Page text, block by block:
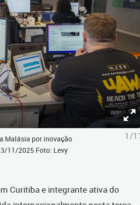
Malásia por inovação
11/2025 Foto: Levy
1/
Curitiba e integrante ativa do